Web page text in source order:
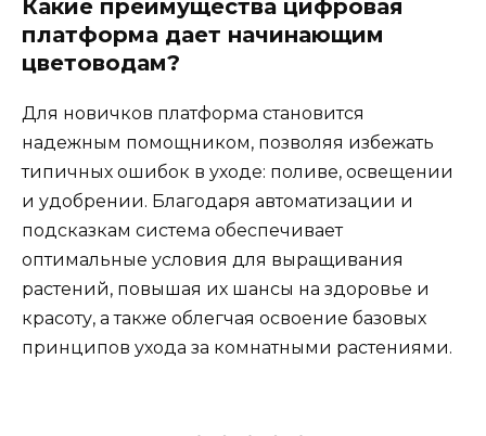
Какие преимущества цифровая
платформа дает начинающим
цветоводам?
Для новичков платформа становится
надежным помощником, позволяя избежать
типичных ошибок в уходе: поливе, освещении
и удобрении. Благодаря автоматизации и
подсказкам система обеспечивает
оптимальные условия для выращивания
растений, повышая их шансы на здоровье и
красоту, а также облегчая освоение базовых
принципов ухода за комнатными растениями.